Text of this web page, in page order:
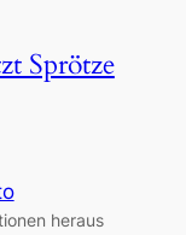
Sprötze
heraus